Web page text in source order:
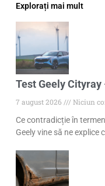
Explorați mai mult
Test Geely
7 august 2026
Niciun
Ce contradicție în
Geely vine să ne